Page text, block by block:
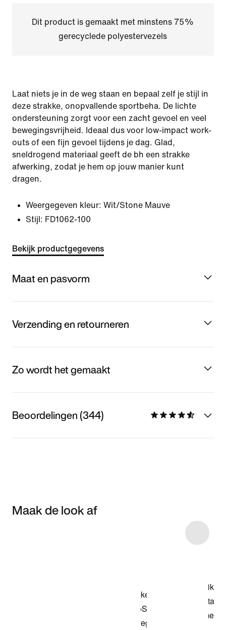
Dit product is gemaakt met minstens 75%
gerecyclede polyestervezels
Laat niets je in de weg staan en bepaal zelf je stijl in
deze strakke, onopvallende sportbeha. De lichte
ondersteuning zorgt voor een zacht gevoel en veel
bewegingsvrijheid. Ideaal dus voor low-impact work-
outs of een fijn gevoel tijdens je dag. Glad,
sneldrogend materiaal geeft de bh een strakke
afwerking, zodat je hem op jouw manier kunt
dragen.
Weergegeven kleur: Wit/Stone Mauve
Stijl: FD1062-100
Bekijk productgegevens
Maat en pasvorm
Verzending en retourneren
Zo wordt het gemaakt
Beoordelingen (344)
Maak de look af